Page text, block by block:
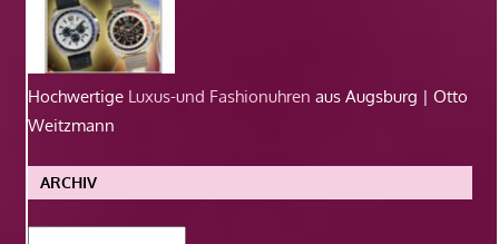
Hochwertige Luxus-und Fashionuhren aus Augsburg | Otto
Weitzmann
ARCHIV